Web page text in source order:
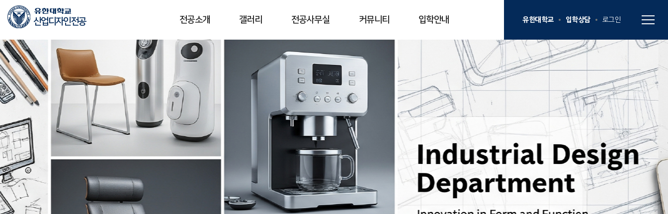
본문 바로가기 주메뉴 바로가기
산업디자인전공 전공소개 갤러리 전공사무실 커뮤니티 입학안내 유한대학교 입학상담 로그인